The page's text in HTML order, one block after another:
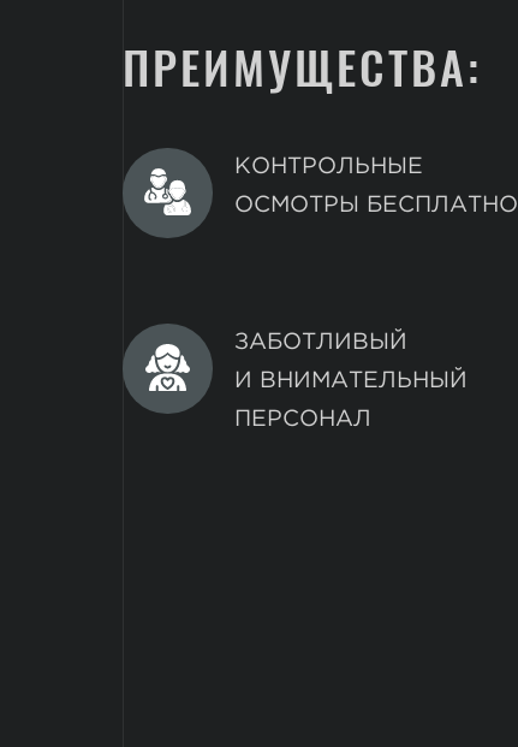
ПРЕИМУЩЕСТВА:
КОНТРОЛЬНЫЕ
ОСМОТРЫ БЕСПЛАТНО
ЗАБОТЛИВЫЙ
И ВНИМАТЕЛЬНЫЙ
ПЕРСОНАЛ